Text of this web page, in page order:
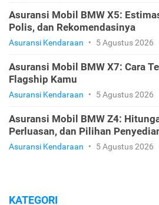
Asuransi Mobil BMW X5:
Polis, dan Rekomendasinya
Asuransi Kendaraan • 5 Agustus 2026
Asuransi Mobil BMW X7: Cara
Flagship Kamu
Asuransi Kendaraan • 5 Agustus 2026
Asuransi Mobil BMW Z4:
Perluasan, dan Pilihan
Asuransi Kendaraan • 5 Agustus 2026
KATEGORI